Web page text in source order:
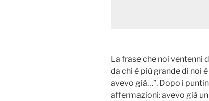
La frase che noi ventenni
da chi è più grande di noi
avevo già…”. Dopo i
affermazioni: avevo già